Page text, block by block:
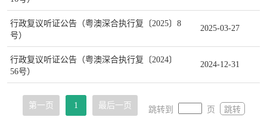
行政复议听证公告（粤澳深合执行复〔2025〕8
号）
2025-03-27
行政复议听证公告（粤澳深合执行复〔2024〕
56号）
2024-12-31
第一页 1 最后一页 跳转到 页 跳转